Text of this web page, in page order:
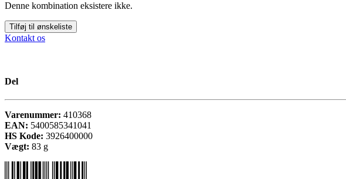
Denne kombination eksistere ikke.
Tilføj til ønskeliste
Kontakt os
Del
Varenummer: 410368
EAN: 5400585341041
HS Kode: 3926400000
Vægt: 83 g